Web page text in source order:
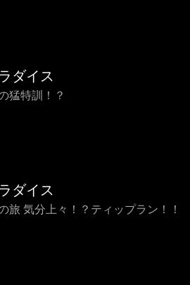
ダイス
猛特訓！？
ダイス
旅 気分上々！？ティップラン！！